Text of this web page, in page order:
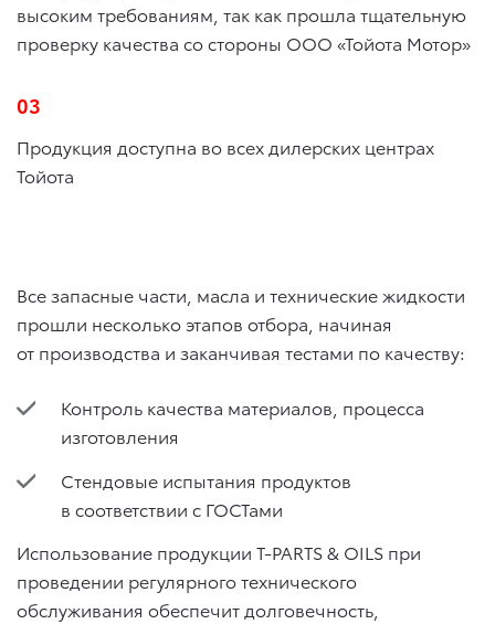
высоким требованиям, так как прошла тщательную
проверку качества со стороны ООО «Тойота Мотор»
03
Продукция доступна во всех дилерских центрах
Тойота
Все запасные части, масла и технические жидкости
прошли несколько этапов отбора, начиная
от производства и заканчивая тестами по качеству:
Контроль качества материалов, процесса
изготовления
Стендовые испытания продуктов
в соответствии с ГОСТами
Использование продукции T-PARTS & OILS при
проведении регулярного технического
обслуживания обеспечит долговечность,